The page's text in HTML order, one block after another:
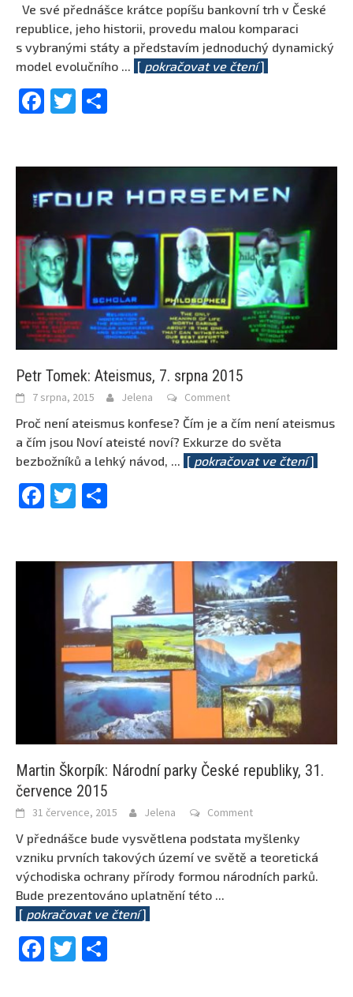
Ve své přednášce krátce popíšu bankovní trh v České
republice, jeho historii, provedu malou komparaci
s vybranými státy a představím jednoduchý dynamický
model evolučního
[ pokračovat ve čtení]
Facebook
Twitter
Petr Tomek: Ateismus, 7. srpna 2015
7 srpna, 2015 Jelena Comment
Proč není ateismus konfese? Čím je a čím není ateismus
a čím jsou Noví ateisté noví? Exkurze do světa
bezbožníků a lehký návod,
[ pokračovat ve čtení]
Facebook
Twitter
Martin Škorpík: Národní parky České republiky, 31.
července 2015
31 července, 2015 Jelena Comment
V přednášce bude vysvětlena podstata myšlenky
vzniku prvních takových území ve světě a teoretická
východiska ochrany přírody formou národních parků.
Bude prezentováno uplatnění této
[ pokračovat ve čtení]
Facebook
Twitter